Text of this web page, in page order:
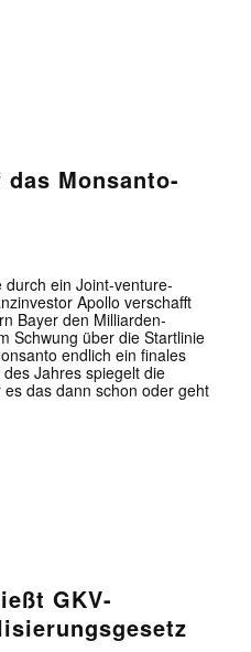
Monsanto-
ein Joint-venture-
Apollo verschafft
Bayer den Milliarden-
Schwung über die Startlinie
endlich ein finales
Jahres spiegelt die
das dann schon oder geht
GKV-